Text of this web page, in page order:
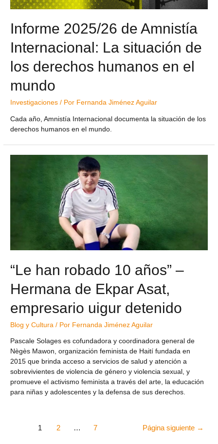
Informe 2025/26 de Amnistía
Internacional: La situación de
los derechos humanos en el
mundo
Investigaciones / Por Fernanda Jiménez Aguilar
Cada año, Amnistía Internacional documenta la situación de los
derechos humanos en el mundo.
“Le han robado 10 años” –
Hermana de Ekpar Asat,
empresario uigur detenido
Blog y Cultura / Por Fernanda Jiménez Aguilar
Pascale Solages es cofundadora y coordinadora general de
Nègès Mawon, organización feminista de Haití fundada en
2015 que brinda acceso a servicios de salud y atención a
sobrevivientes de violencia de género y violencia sexual, y
promueve el activismo feminista a través del arte, la educación
para niñas y adolescentes y la defensa de sus derechos.
1 2 … 7 Página siguiente →